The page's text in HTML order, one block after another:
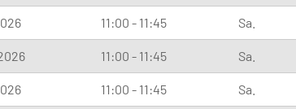
11:00 - 11:45 Sa.
11:00 - 11:45 Sa.
11:00 - 11:45 Sa.